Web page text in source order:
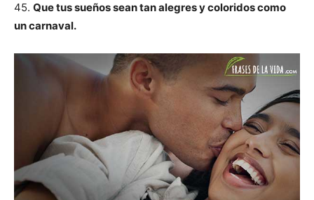
45. Que tus sueños sean tan alegres y coloridos como
un carnaval.